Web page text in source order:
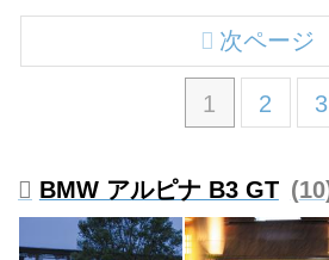
1 2 3
次ページ
BMW アルピナ B3 GT 10